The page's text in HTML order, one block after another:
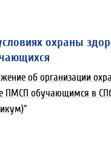
охраны
об организации
ПМСП обучающимся в
)"